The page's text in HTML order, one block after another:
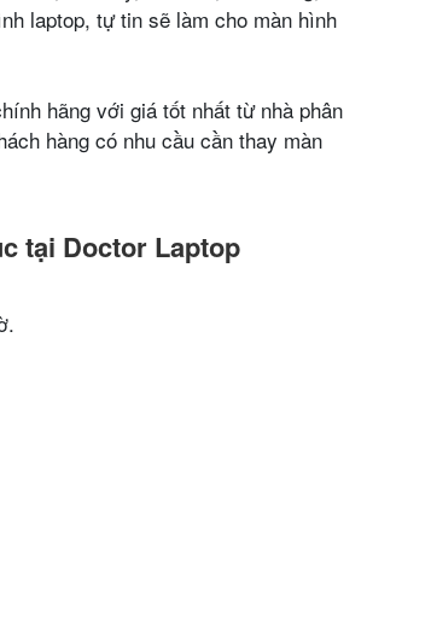
laptop, tự tin sẽ làm cho màn hình
hãng với giá tốt nhất từ nhà phân
hàng có nhu cầu cần thay màn
tại Doctor Laptop